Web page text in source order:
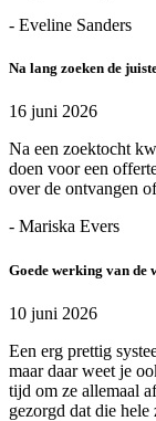
- Eveline Sanders
Na lang zoeken de
16 juni 2026
Na een zoektocht
doen voor een
over de ontvangen
- Mariska Evers
Goede werking van de
10 juni 2026
Een erg prettig
maar daar weet je
tijd om ze allemaal
gezorgd dat die